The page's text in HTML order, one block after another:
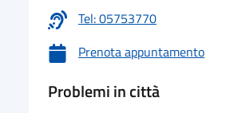
Tel: 05753770
Prenota appuntamento
Problemi in città